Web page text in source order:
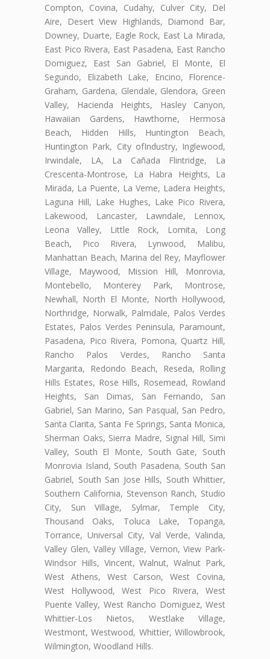
Compton, Covina, Cudahy, Culver City, Del
Aire, Desert View Highlands, Diamond Bar,
Downey, Duarte, Eagle Rock, East La Mirada,
East Pico Rivera, East Pasadena, East Rancho
Domiguez, East San Gabriel, El Monte, El
Segundo, Elizabeth Lake, Encino, Florence-
Graham, Gardena, Glendale, Glendora, Green
Valley, Hacienda Heights, Hasley Canyon,
Hawaiian Gardens, Hawthorne, Hermosa
Beach, Hidden Hills, Huntington Beach,
Huntington Park, City ofIndustry, Inglewood,
Irwindale, LA, La Cañada Flintridge, La
Crescenta-Montrose, La Habra Heights, La
Mirada, La Puente, La Verne, Ladera Heights,
Laguna Hill, Lake Hughes, Lake Pico Rivera,
Lakewood, Lancaster, Lawndale, Lennox,
Leona Valley, Little Rock, Lomita, Long
Beach, Pico Rivera, Lynwood, Malibu,
Manhattan Beach, Marina del Rey, Mayflower
Village, Maywood, Mission Hill, Monrovia,
Montebello, Monterey Park, Montrose,
Newhall, North El Monte, North Hollywood,
Northridge, Norwalk, Palmdale, Palos Verdes
Estates, Palos Verdes Peninsula, Paramount,
Pasadena, Pico Rivera, Pomona, Quartz Hill,
Rancho Palos Verdes, Rancho Santa
Margarita, Redondo Beach, Reseda, Rolling
Hills Estates, Rose Hills, Rosemead, Rowland
Heights, San Dimas, San Fernando, San
Gabriel, San Marino, San Pasqual, San Pedro,
Santa Clarita, Santa Fe Springs, Santa Monica,
Sherman Oaks, Sierra Madre, Signal Hill, Simi
Valley, South El Monte, South Gate, South
Monrovia Island, South Pasadena, South San
Gabriel, South San Jose Hills, South Whittier,
Southern California, Stevenson Ranch, Studio
City, Sun Village, Sylmar, Temple City,
Thousand Oaks, Toluca Lake, Topanga,
Torrance, Universal City, Val Verde, Valinda,
Valley Glen, Valley Village, Vernon, View Park-
Windsor Hills, Vincent, Walnut, Walnut Park,
West Athens, West Carson, West Covina,
West Hollywood, West Pico Rivera, West
Puente Valley, West Rancho Domiguez, West
Whittier-Los Nietos, Westlake Village,
Westmont, Westwood, Whittier, Willowbrook,
Wilmington, Woodland Hills.